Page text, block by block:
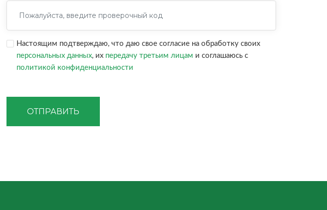
Настоящим подтверждаю, что даю свое согласие на обработку своих
персональных данных, их передачу третьим лицам и соглашаюсь с
политикой конфиденциальности
ОТПРАВИТЬ